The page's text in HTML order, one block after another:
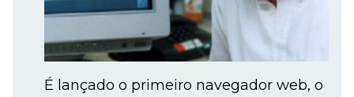
É lançado o primeiro navegador web, o